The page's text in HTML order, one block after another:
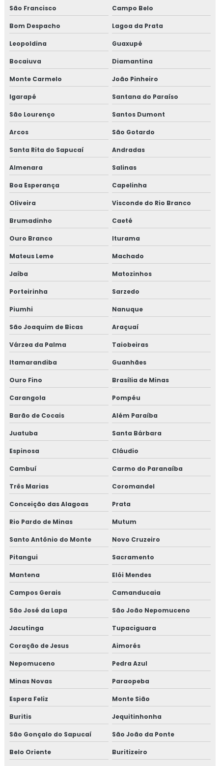
São Francisco Campo Belo
Bom Despacho Lagoa da Prata
Leopoldina Guaxupé
Bocaiuva Diamantina
Monte Carmelo João Pinheiro
Igarapé Santana do Paraíso
São Lourenço Santos Dumont
Arcos São Gotardo
Santa Rita do Sapucaí Andradas
Almenara Salinas
Boa Esperança Capelinha
Oliveira Visconde do Rio Branco
Brumadinho Caeté
Ouro Branco Iturama
Mateus Leme Machado
Jaíba Matozinhos
Porteirinha Sarzedo
Piumhi Nanuque
São Joaquim de Bicas Araçuaí
Várzea da Palma Taiobeiras
Itamarandiba Guanhães
Ouro Fino Brasília de Minas
Carangola Pompéu
Barão de Cocais Além Paraíba
Juatuba Santa Bárbara
Espinosa Cláudio
Cambuí Carmo do Paranaíba
Três Marias Coromandel
Conceição das Alagoas Prata
Rio Pardo de Minas Mutum
Santo Antônio do Monte Novo Cruzeiro
Pitangui Sacramento
Mantena Elói Mendes
Campos Gerais Camanducaia
São José da Lapa São João Nepomuceno
Jacutinga Tupaciguara
Coração de Jesus Aimorés
Nepomuceno Pedra Azul
Minas Novas Paraopeba
Espera Feliz Monte Sião
Buritis Jequitinhonha
São Gonçalo do Sapucaí São João da Ponte
Belo Oriente Buritizeiro